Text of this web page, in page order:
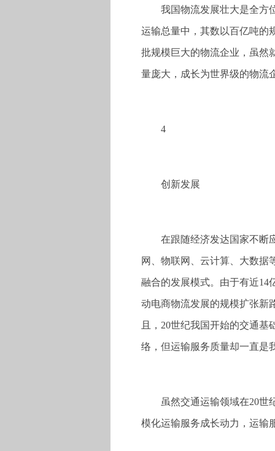
我国物流发展壮大是全方
运输总量中，其数以百亿吨的
批规模巨大的物流企业，虽然
量庞大，成长为世界级的物流
4
创新发展
在跟随经济发达国家不断
网、物联网、云计算、大数据
融合的发展模式。由于有近14
动电商物流发展的规模扩张新
且，20世纪我国开始的交通
络，但运输服务质量却一直是
虽然交通运输领域在20世
模化运输服务成长动力，运输